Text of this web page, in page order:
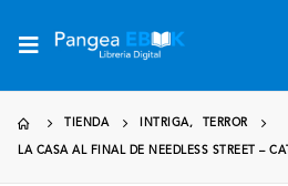
TIENDA INTRIGA, TERROR
LA CASA AL FINAL DE NEEDLESS STREET –